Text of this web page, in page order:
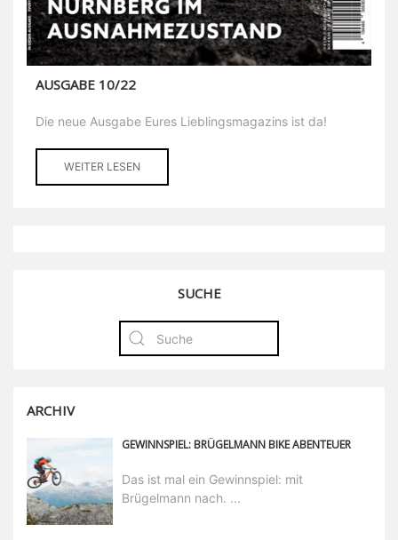
AUSGABE 10/22
Die neue Ausgabe Eures Lieblingsmagazins ist da!
WEITER LESEN
SUCHE
ARCHIV
GEWINNSPIEL: BRÜGELMANN BIKE ABENTEUER
Das ist mal ein Gewinnspiel: mit
Brügelmann nach. ...